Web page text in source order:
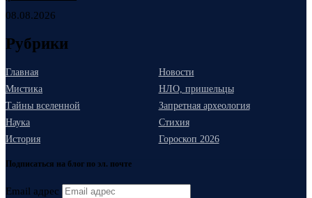
08.08.2026
Рубрики
Главная
Новости
Мистика
НЛО, пришельцы
Тайны вселенной
Запретная археология
Наука
Стихия
История
Гороскоп 2026
Подписаться на блог по эл. почте
Email адрес